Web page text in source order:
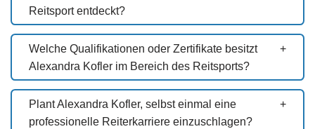
Reitsport entdeckt?
Welche Qualifikationen oder Zertifikate besitzt
Alexandra Kofler im Bereich des Reitsports?
Plant Alexandra Kofler, selbst einmal eine
professionelle Reiterkarriere einzuschlagen?